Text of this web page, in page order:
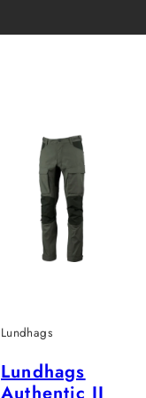
Lundhags
Lundhags